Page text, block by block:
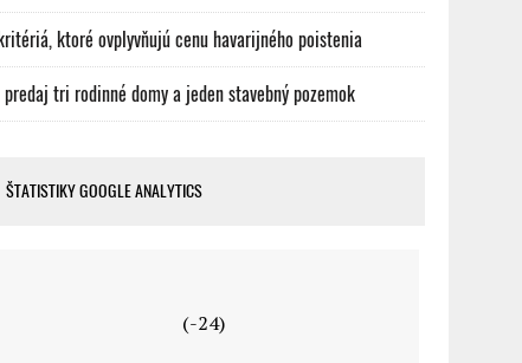
ktoré ovplyvňujú cenu havarijného poistenia
predaj tri rodinné domy a jeden stavebný pozemok
ŠTATISTIKY GOOGLE ANALYTICS
(-24)